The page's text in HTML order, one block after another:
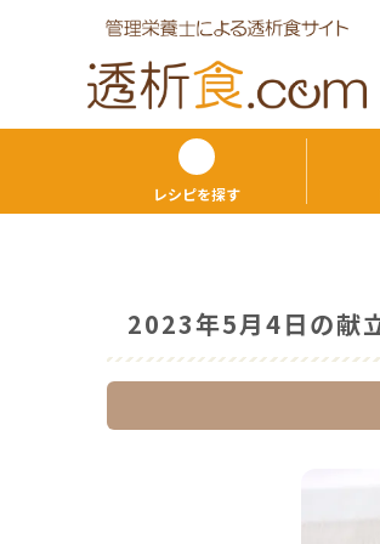
レシピを探す
2023年5月4日の献